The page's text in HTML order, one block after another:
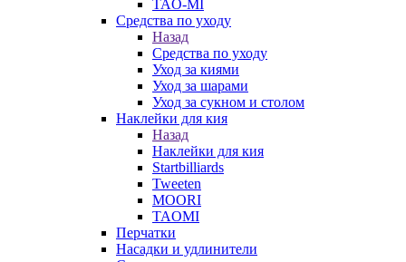
TAO-MI
Средства по уходу
Назад
Средства по уходу
Уход за киями
Уход за шарами
Уход за сукном и столом
Наклейки для кия
Назад
Наклейки для кия
Startbilliards
Tweeten
MOORI
TAOMI
Перчатки
Насадки и удлинители